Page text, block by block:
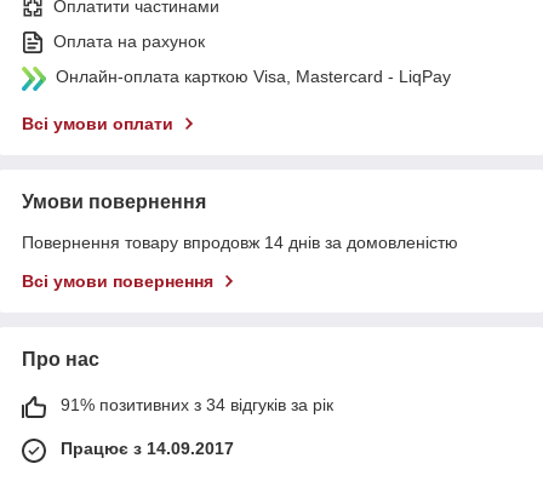
Оплатити частинами
Оплата на рахунок
Онлайн-оплата карткою Visa, Mastercard - LiqPay
Всі умови оплати
Умови повернення
Повернення товару впродовж 14 днів за домовленістю
Всі умови повернення
Про нас
91% позитивних з 34 відгуків за рік
Працює з 14.09.2017